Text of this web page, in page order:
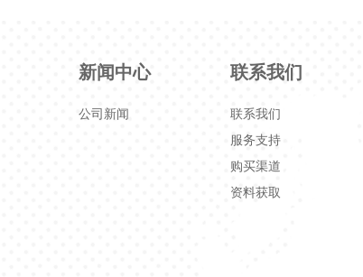
新闻中心
公司新闻
联系我们
联系我们
服务支持
购买渠道
资料获取